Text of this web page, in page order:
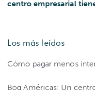
centro empresarial
Los más leídos
Cómo pagar menos
Bog Américas: Un